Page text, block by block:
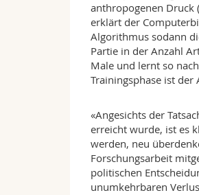
anthropogenen Druck
erklärt der
Algorithmus sodann
Partie in der Anzahl
Male und lernt so
Trainingsphase ist
«Angesichts der
erreicht wurde, ist es
werden, neu
Forschungsarbeit
politischen
unumkehrbaren